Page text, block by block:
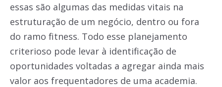
essas são algumas das medidas vitais na
estruturação de um negócio, dentro ou fora
do ramo fitness. Todo esse planejamento
criterioso pode levar à identificação de
oportunidades voltadas a agregar ainda mais
valor aos frequentadores de uma academia.